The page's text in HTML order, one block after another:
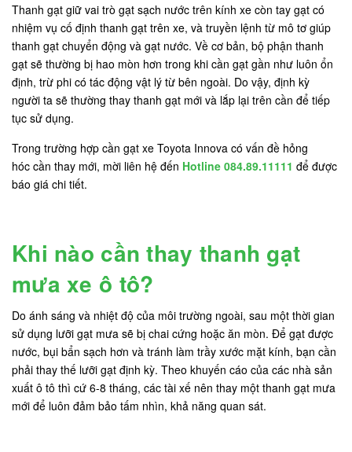
Thanh gạt giữ vai trò gạt sạch nước trên kính xe còn tay gạt có
nhiệm vụ cố định thanh gạt trên xe, và truyền lệnh từ mô tơ giúp
thanh gạt chuyển động và gạt nước. Về cơ bản, bộ phận thanh
gạt sẽ thường bị hao mòn hơn trong khi cần gạt gần như luôn ổn
định, trừ phi có tác động vật lý từ bên ngoài. Do vậy, định kỳ
người ta sẽ thường thay thanh gạt mới và lắp lại trên cần để tiếp
tục sử dụng.
Trong trường hợp cần gạt xe Toyota Innova có vấn đề hỏng
hóc cần thay mới, mời liên hệ đến Hotline 084.89.11111 để được
báo giá chi tiết.
Khi nào cần thay thanh gạt
mưa xe ô tô?
Do ánh sáng và nhiệt độ của môi trường ngoài, sau một thời gian
sử dụng lưỡi gạt mưa sẽ bị chai cứng hoặc ăn mòn. Để gạt được
nước, bụi bẩn sạch hơn và tránh làm trầy xước mặt kính, bạn cần
phải thay thế lưỡi gạt định kỳ. Theo khuyến cáo của các nhà sản
xuất ô tô thì cứ 6-8 tháng, các tài xế nên thay một thanh gạt mưa
mới để luôn đảm bảo tấm nhìn, khả năng quan sát.